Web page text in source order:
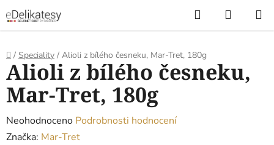
na
obsah
Hledat
KOŠÍK
Domů
/ Speciality / Alioli z bílého česneku, Mar-Tret, 180g
Alioli z bílého česneku,
Mar-Tret, 180g
Průměrné
hodnocení
Neohodnoceno Podrobnosti hodnocení
Značka: Mar-Tret